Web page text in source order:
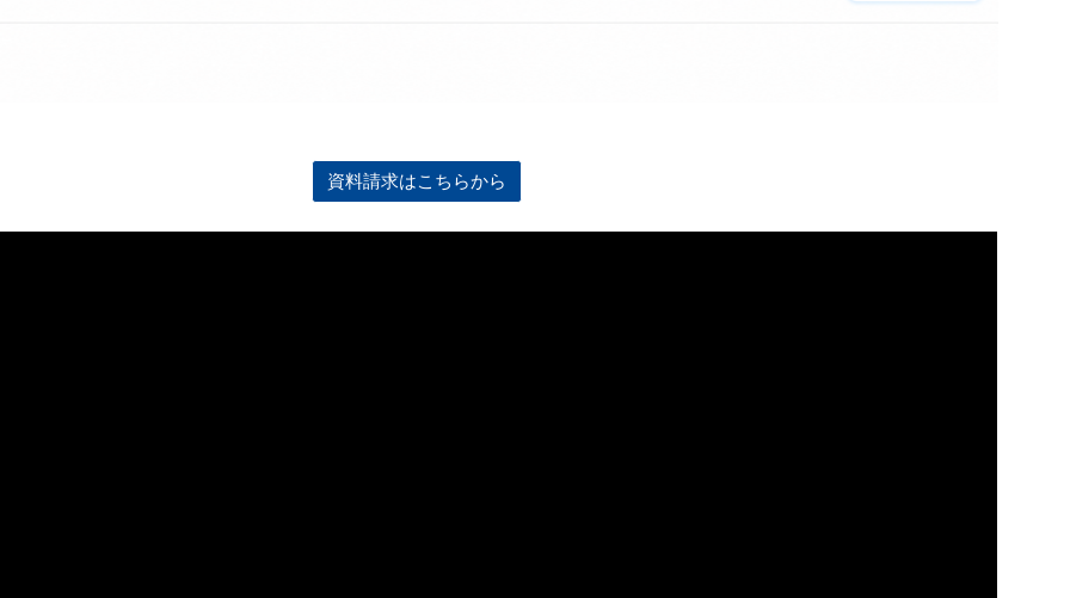
資料請求はこちらから